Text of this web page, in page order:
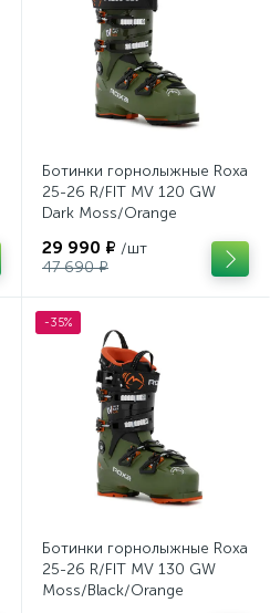
Ботинки горнолыжные Roxa
25-26 R/FIT MV 120 GW
Dark Moss/Orange
29 990 ₽ /шт
47 690 ₽
-35%
Ботинки горнолыжные Roxa
25-26 R/FIT MV 130 GW
Moss/Black/Orange